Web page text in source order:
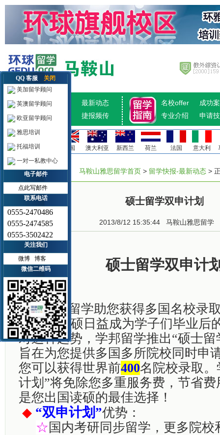
招生计划
最新动态
热点推荐
捷报频传
名校offer
成功
专业介绍
申请
美国 加拿大 英国 澳大利亚 新西兰 荷兰 法国 意大利
马鞍山雅思留学首页 > 留学快报-最新动态 >
硕士留学双申计划
2013/8/12 15:35:44 马鞍山雅思留学
硕士留学双申计
学邦留学助您获得多国名校录
出国读硕日益成为学子们毕业后
对这种趋势，学邦留学推出“硕士
旨在为您提供多国多所院校同时申
您可以获得世界前400名院校录取
计划”将免除您多重服务费，节省
是您出国读硕的最佳选择！
◆ “双申计划”优势：
☆ 国内考研同步留学，更多院校
QQ 客服
关闭
美加留学顾问
英澳留学顾问
欧亚留学顾问
雅思培训
托福培训
一对一私教中心
电子邮件
点此写邮件
联系电话
0555-2470486
0555-2474585
0555-3502422
关注我们
微博
博客
微信二维码